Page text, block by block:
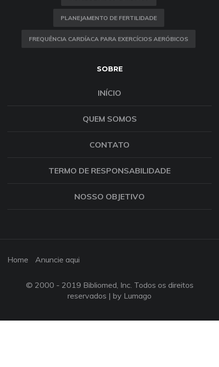
PLANEJAMENTO DE FERTILIDADE
FREQUÊNCIA CARDÍACA PARA EXERCÍCIOS AERÓBICOS
SOBRE
INÍCIO
QUEM SOMOS
CONTATO
TERMO DE RESPONSABILIDADE
NOSSO OBJETIVO
Home Anuncie aqui
© 2000 - 2019 Bibliomed, Inc. Todos os direitos
reservados | by Lumago